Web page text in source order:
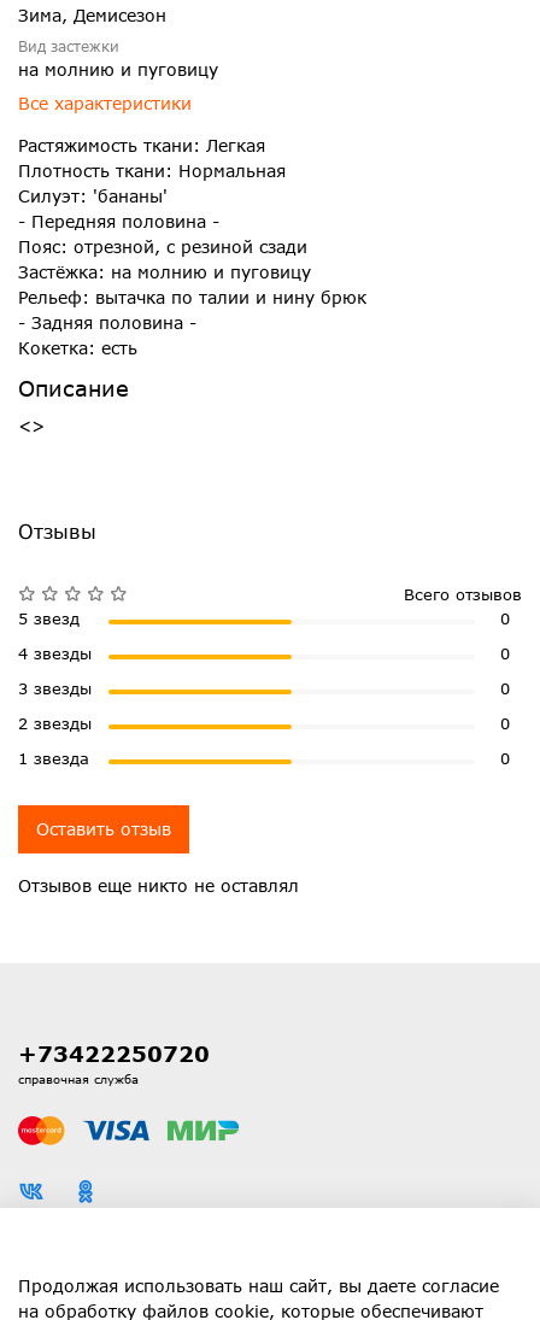
Зима, Демисезон
Вид застежки
на молнию и пуговицу
Все характеристики
Растяжимость ткани: Легкая
Плотность ткани: Нормальная
Силуэт: 'бананы'
- Передняя половина -
Пояс: отрезной, с резиной сзади
Застёжка: на молнию и пуговицу
Рельеф: вытачка по талии и нину брюк
- Задняя половина -
Кокетка: есть
Описание
<>
Отзывы
Отзывов еще никто не оставлял
Всего отзывов
5 звезд
0
4 звезды
0
3 звезды
0
2 звезды
0
1 звезда
0
Оставить отзыв
Каталог
+73422250720
справочная служба
Продолжая использовать наш сайт, вы даете согласие
на обработку файлов cookie, которые обеспечивают